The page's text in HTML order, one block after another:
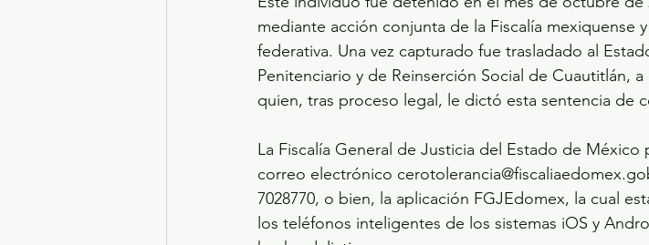
mediante acción conjunta de la Fiscalía mexiquense
federativa. Una vez capturado fue trasladado al
Penitenciario y de Reinserción Social de Cuautitlán,
quien, tras proceso legal, le dictó esta sentencia de
La Fiscalía General de Justicia del Estado de
correo electrónico
7028770, o bien, la aplicación FGJEdomex, la cual
los teléfonos inteligentes de los sistemas iOS y